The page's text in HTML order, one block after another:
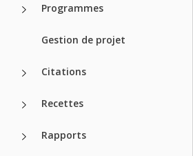
Programmes
Gestion de projet
Citations
Recettes
Rapports